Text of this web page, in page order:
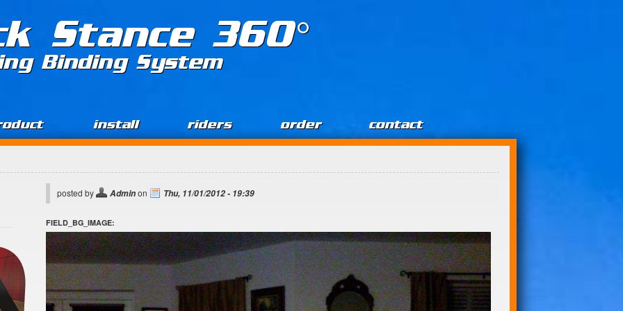
Stance 360°
Binding System
install riders order contact
posted by Adminon Thu, 11/01/2012 - 19:39
FIELD_BG_IMAGE: